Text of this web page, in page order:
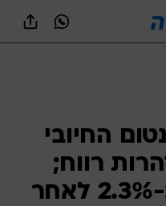
החיובי
רווח;
קומפאק עלתה ב-2.3% לאחר